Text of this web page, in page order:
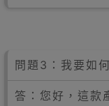
問題3：我要如
答：您好，這款